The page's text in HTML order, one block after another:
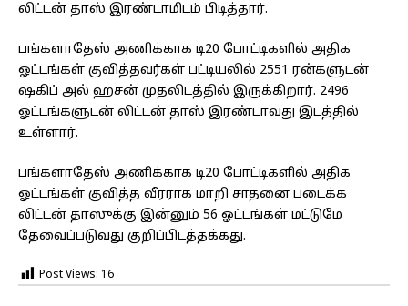
லிட்டன் தாஸ் இரண்டாமிடம் பிடித்தார்.
பங்களாதேஸ் அணிக்காக டி20 போட்டிகளில் அதிக
ஓட்டங்கள் குவித்தவர்கள் பட்டியலில் 2551 ரன்களுடன்
ஷகிப் அல் ஹசன் முதலிடத்தில் இருக்கிறார். 2496
ஓட்டங்களுடன் லிட்டன் தாஸ் இரண்டாவது இடத்தில்
உள்ளார்.
பங்களாதேஸ் அணிக்காக டி20 போட்டிகளில் அதிக
ஓட்டங்கள் குவித்த வீரராக மாறி சாதனை படைக்க
லிட்டன் தாஸுக்கு இன்னும் 56 ஓட்டங்கள் மட்டுமே
தேவைப்படுவது குறிப்பிடத்தக்கது.
Post Views: 16